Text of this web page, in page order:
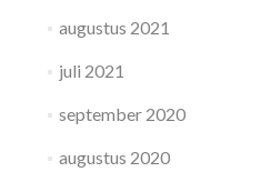
augustus 2021
juli 2021
september 2020
augustus 2020